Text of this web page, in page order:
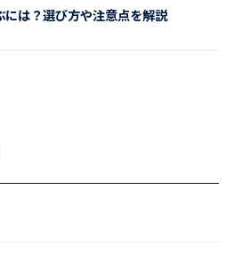
は？選び方や注意点を解説